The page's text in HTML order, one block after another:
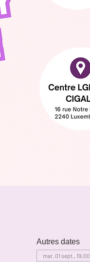
Autres dates
mar. 01 sept., 19:00